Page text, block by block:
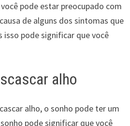
pode estar preocupado com
de alguns dos sintomas que
pode significar que você
alho
alho, o sonho pode ter um
pode significar que você